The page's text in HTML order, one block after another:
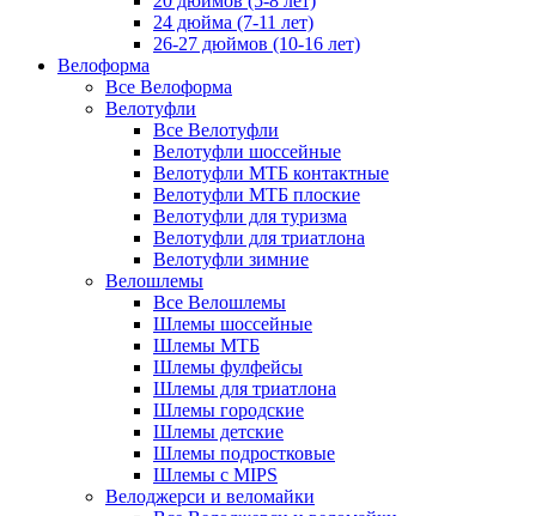
24 дюйма (7-11 лет)
26-27 дюймов (10-16 лет)
Велоформа
Все Велоформа
Велотуфли
Все Велотуфли
Велотуфли шоссейные
Велотуфли МТБ контактные
Велотуфли МТБ плоские
Велотуфли для туризма
Велотуфли для триатлона
Велотуфли зимние
Велошлемы
Все Велошлемы
Шлемы шоссейные
Шлемы МТБ
Шлемы фулфейсы
Шлемы для триатлона
Шлемы городские
Шлемы детские
Шлемы подростковые
Шлемы с MIPS
Велоджерси и веломайки